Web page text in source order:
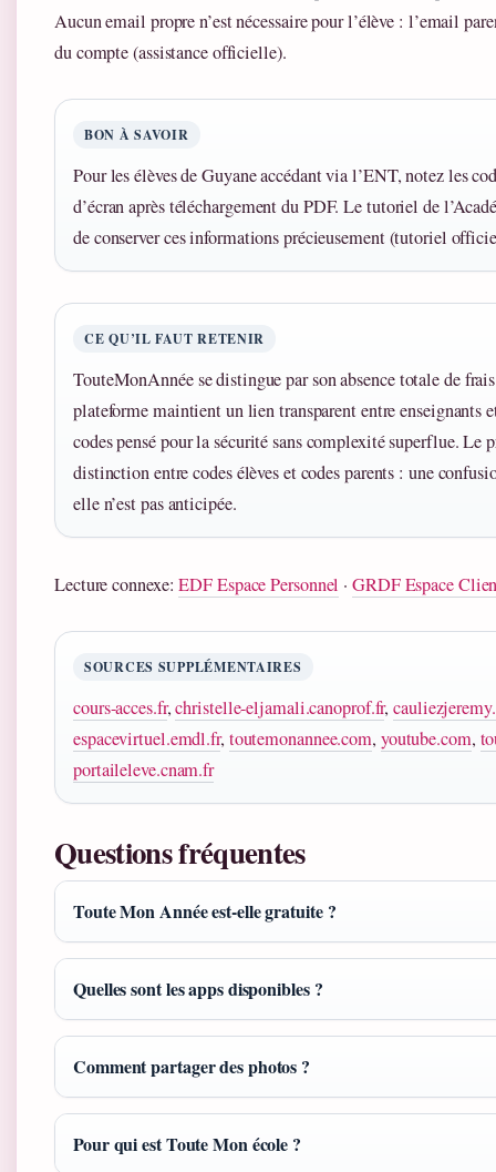
Aucun email propre n’est nécessaire pour l’élève : l’email
du compte (assistance officielle).
BON À SAVOIR
Pour les élèves de Guyane accédant via l’ENT, notez les
d’écran après téléchargement du PDF. Le tutoriel de
de conserver ces informations précieusement (tutoriel
CE QU’IL FAUT RETENIR
TouteMonAnnée se distingue par son absence totale de
plateforme maintient un lien transparent entre enseignants
codes pensé pour la sécurité sans complexité superflue. Le
distinction entre codes élèves et codes parents : une
elle n’est pas anticipée.
Lecture connexe:EDF Espace Personnel ·GRDF Espace
SOURCES SUPPLÉMENTAIRES
cours-acces.fr,christelle-eljamali.canoprof.fr,
espacevirtuel.emdl.fr, toutemonannee.com, youtube.com,
portaileleve.cnam.fr
Questions fréquentes
Toute Mon Année est-elle gratuite ?
Quelles sont les apps disponibles ?
Comment partager des photos ?
Pour qui est Toute Mon école ?